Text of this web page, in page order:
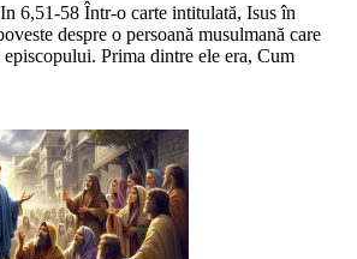
6,51-58 Într-o carte intitulată, Isus în
despre o persoană musulmană care
Prima dintre ele era, Cum